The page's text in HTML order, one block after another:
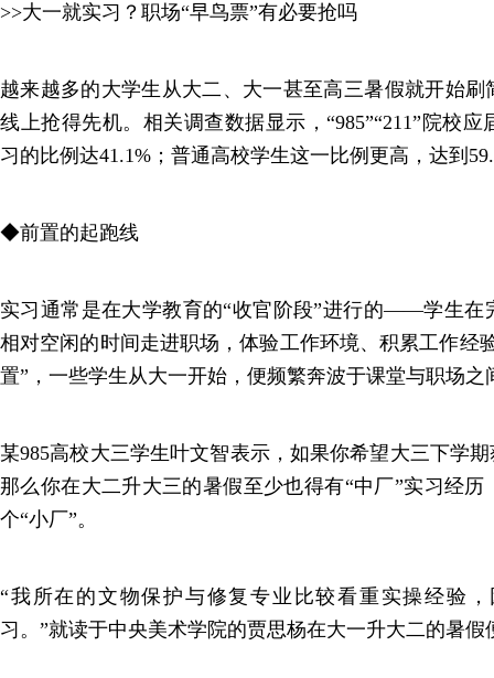
>>大一就实习？职场“早鸟票”有必要抢吗
越来越多的大学生从大二、大一甚至高三暑假就开始
线上抢得先机。相关调查数据显示，“985”“211”院校
习的比例达41.1%；普通高校学生这一比例更高，达到
◆前置的起跑线
实习通常是在大学教育的“收官阶段”进行的——学生在
相对空闲的时间走进职场，体验工作环境、积累工作经
置”，一些学生从大一开始，便频繁奔波于课堂与职场之
某985高校大三学生叶文智表示，如果你希望大三下学
那么你在大二升大三的暑假至少也得有“中厂”实习经
个“小厂”。
“我所在的文物保护与修复专业比较看重实操经验
习。”就读于中央美术学院的贾思杨在大一升大二的暑